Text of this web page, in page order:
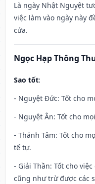
Là ngày Nhật Nguyệt
việc làm vào ngày này
cửa.
Ngọc Hạp Thông
Sao tốt:
- Nguyệt Đức: Tốt cho
- Nguyệt Ân: Tốt cho
- Thánh Tâm: Tốt cho
tế tự.
- Giải Thần: Tốt cho
cũng như trừ được các